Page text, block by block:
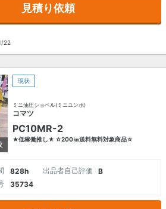
見積り依頼
22
現状
ミニ油圧ショベル(ミニユンボ)
コマツ
PC10MR-2
★低稼働推し★ ☆200㎞送料無料対象商品☆
828h 出品者自己評価
B
35734